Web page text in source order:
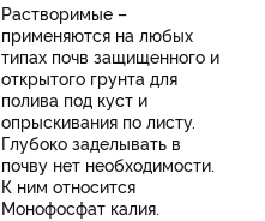
Растворимые –
применяются на любых
типах почв защищенного и
открытого грунта для
полива под куст и
опрыскивания по листу.
Глубоко заделывать в
почву нет необходимости.
К ним относится
Монофосфат калия.